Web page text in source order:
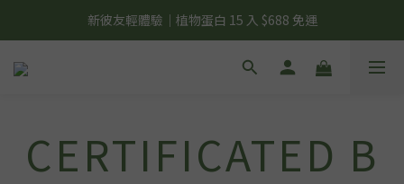
夏日輕補給｜500g 植物蛋白最低 $373 起
新彼友輕體驗｜植物蛋白 15 入 $688 免運
美力開肌｜滿 $1,488 贈美日肌酸 1 包
CERTIFICATED B